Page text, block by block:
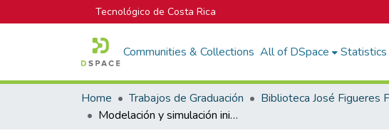
Tecnológico de Costa Rica
Communities & Collections All of DSpace Statistics
Home Trabajos de Graduación
Modelación y simulación inicial del proceso de corte láser aplicado a un cable de acero inoxidable, mediante el uso del software COMSOL Multiphysics